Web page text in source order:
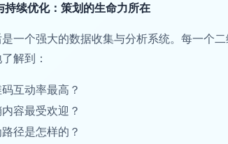
持续优化：策划的生命力所在
一个强大的数据收集与分析系统。每一个
解到：
互动率最高？
容最受欢迎？
径是怎样的？